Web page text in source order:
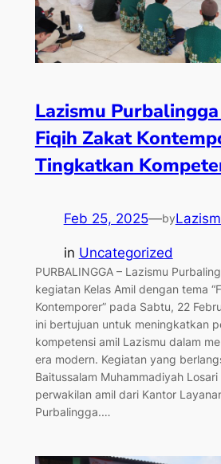
Lazismu
Fiqih Zakat
Tingkatkan
Feb 25, 2025—by
in Uncategorized
PURBALINGGA – Lazismu
kegiatan Kelas Amil dengan tema
Kontemporer” pada Sabtu, 22
ini bertujuan untuk meningkatkan
kompetensi amil Lazismu dalam
era modern. Kegiatan yang
Baitussalam Muhammadiyah
perwakilan amil dari Kantor
Purbalingga.…